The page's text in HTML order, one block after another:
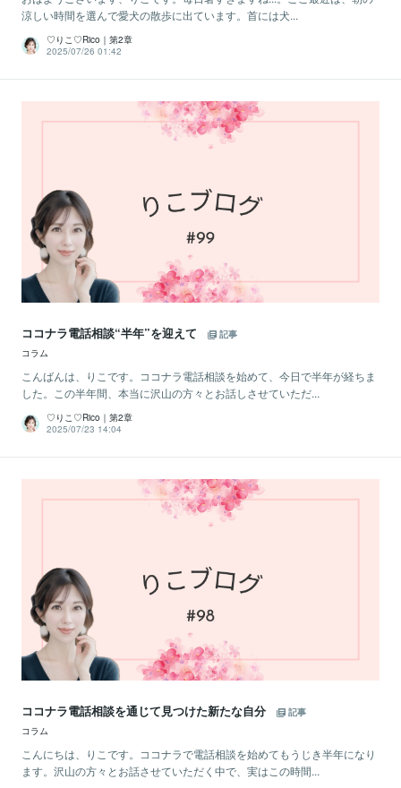
涼しい時間を選んで愛犬の散歩に出ています。首には犬...
♡りこ♡Rico｜第2章
2025/07/26 01:42
ココナラ電話相談“半年”を迎えて
記事
コラム
こんばんは、りこです。ココナラ電話相談を始めて、今日で半年が経ちま
した。この半年間、本当に沢山の方々とお話しさせていただ...
♡りこ♡Rico｜第2章
2025/07/23 14:04
ココナラ電話相談を通じて見つけた新たな自分
記事
コラム
こんにちは、りこです。ココナラで電話相談を始めてもうじき半年になり
ます。沢山の方々とお話させていただく中で、実はこの時間...